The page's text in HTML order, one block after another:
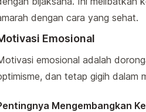
dengan cara yang sehat.
Emosional
emosional adalah
dan tetap gigih dalam
Mengembangkan